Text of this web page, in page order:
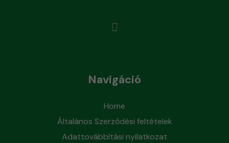
Navigáció
Home
Általános Szerződési feltételek
Adattovábbítási nyilatkozat